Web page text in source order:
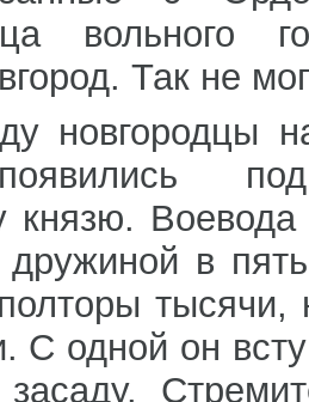
вольного
Так не
новгородцы
князю.
в
тысячи,
С одной он
засаду.